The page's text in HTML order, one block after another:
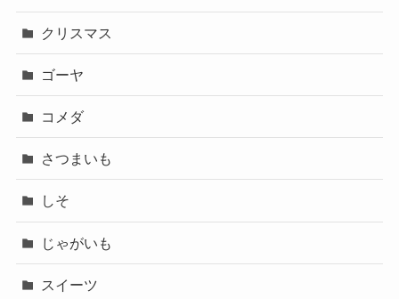
クリスマス
ゴーヤ
コメダ
さつまいも
しそ
じゃがいも
スイーツ